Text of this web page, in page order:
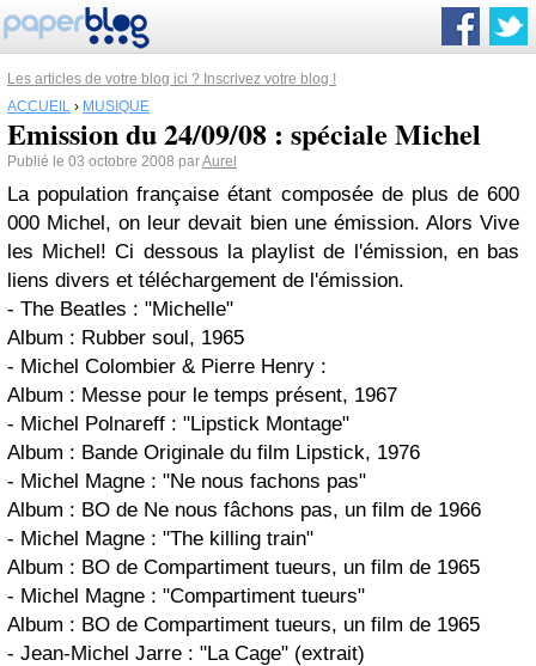
Les articles de votre blog ici ? Inscrivez votre blog !
ACCUEIL › MUSIQUE
Emission du 24/09/08 : spéciale Michel
Publié le 03 octobre 2008 parAurel
La population française étant composée de plus de 600
000 Michel, on leur devait bien une émission. Alors Vive
les Michel! Ci dessous la playlist de l'émission, en bas
liens divers et téléchargement de l'émission.
- The Beatles : "Michelle"
Album : Rubber soul, 1965
- Michel Colombier & Pierre Henry :
Album : Messe pour le temps présent, 1967
- Michel Polnareff : "Lipstick Montage"
Album : Bande Originale du film Lipstick, 1976
- Michel Magne : "Ne nous fachons pas"
Album : BO de Ne nous fâchons pas, un film de 1966
- Michel Magne : "The killing train"
Album : BO de Compartiment tueurs, un film de 1965
- Michel Magne : "Compartiment tueurs"
Album : BO de Compartiment tueurs, un film de 1965
- Jean-Michel Jarre : "La Cage" (extrait)